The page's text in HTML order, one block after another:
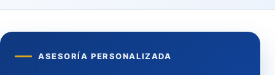
ASESORÍA PERSONALIZADA